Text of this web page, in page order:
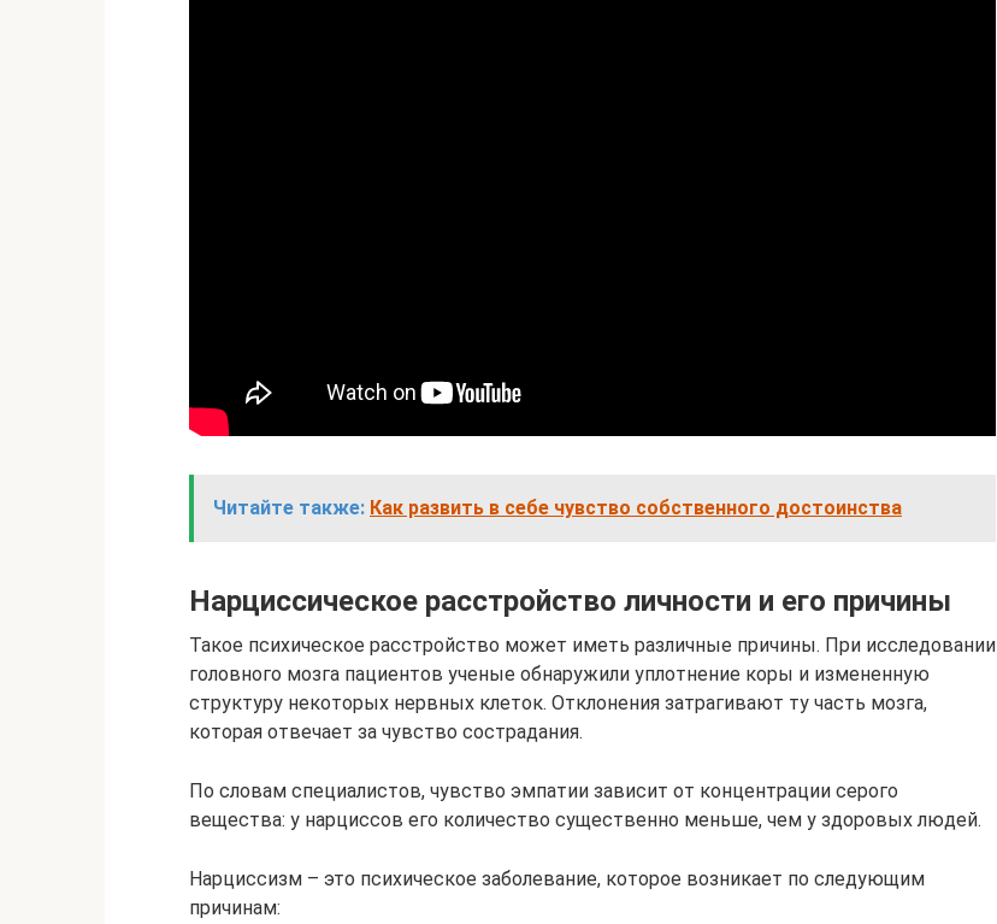
Читайте также: Как развить в себе чувство собственного достоинства
Нарциссическое расстройство личности и его причины
Такое психическое расстройство может иметь различные причины. При исследовании
головного мозга пациентов ученые обнаружили уплотнение коры и измененную
структуру некоторых нервных клеток. Отклонения затрагивают ту часть мозга,
которая отвечает за чувство сострадания.
По словам специалистов, чувство эмпатии зависит от концентрации серого
вещества: у нарциссов его количество существенно меньше, чем у здоровых людей.
Нарциссизм – это психическое заболевание, которое возникает по следующим
причинам: